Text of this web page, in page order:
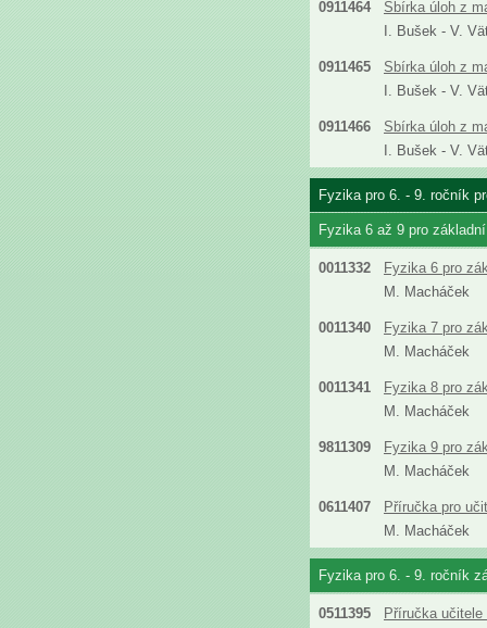
0911464
Sbírka úloh z
I. Bušek - V.
0911465
Sbírka úloh z
I. Bušek - V.
0911466
Sbírka úloh z
I. Bušek - V.
Fyzika pro 6. - 9. ročník
Fyzika 6 až 9 pro
0011332
Fyzika 6 pro
M. Macháček
0011340
Fyzika 7 pro
M. Macháček
0011341
Fyzika 8 pro
M. Macháček
9811309
Fyzika 9 pro
M. Macháček
0611407
Příručka pro
M. Macháček
Fyzika pro 6. - 9. ročník
0511395
Příručka